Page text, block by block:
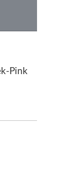
Pink